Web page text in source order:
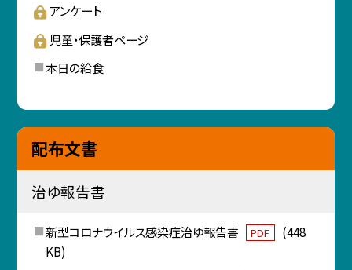
アンケート
児童・保護者ページ
本日の給食
配布文書
治ゆ報告書
新型コロナウイルス感染症治ゆ報告書 PDF
(448
KB)